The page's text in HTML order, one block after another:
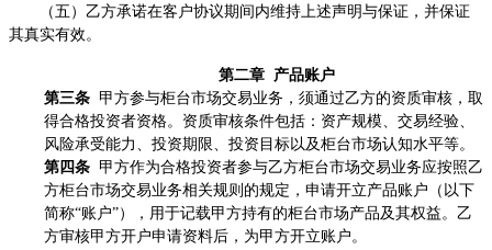
（五）乙方承诺在客户协议期间内维持上述声明与保证 ，并保证
其真实有效。
第二章 产品账户
第三条 甲方参与柜台市场交易业务，须通过乙方的资质审核，取
得合格投资者资格。资质审核条件包括：资产规模、交易经验、
风险承受能力、投资期限、投资目标以及柜台市场认知水平等。
第四条 甲方作为合格投资者参与乙方柜台市场交易业务应按照乙
方柜台市场交易业务相关规则的规定，申请开立产品账户（以下
简称“账户”），用于记载甲方持有的柜台市场产品及其权益。乙
方审核甲方开户申请资料后，为甲方开立账户。